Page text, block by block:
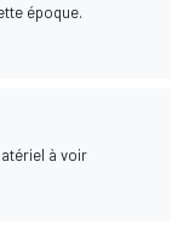
époque.
à voir